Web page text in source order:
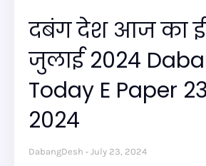
दबंग देश आज का ई
जुलाई 2024
Today E Paper
2024
DabangDesh July 23, 2024